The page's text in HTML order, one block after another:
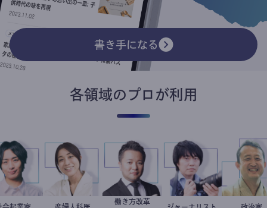
書き手になる
各領域のプロが利用
働き方改革